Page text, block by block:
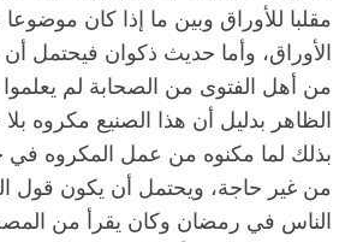
مقلبا للأوراق وبين ما إذا كان موضوعا
الأوراق، وأما حديث ذكوان فيحتمل
من أهل الفتوى من الصحابة لم
الظاهر بدليل أن هذا الصنيع مكروه
بذلك لما مكنوه من عمل المكروه
من غير حاجة، ويحتمل أن يكون قول
الناس في رمضان وكان يقرأ من